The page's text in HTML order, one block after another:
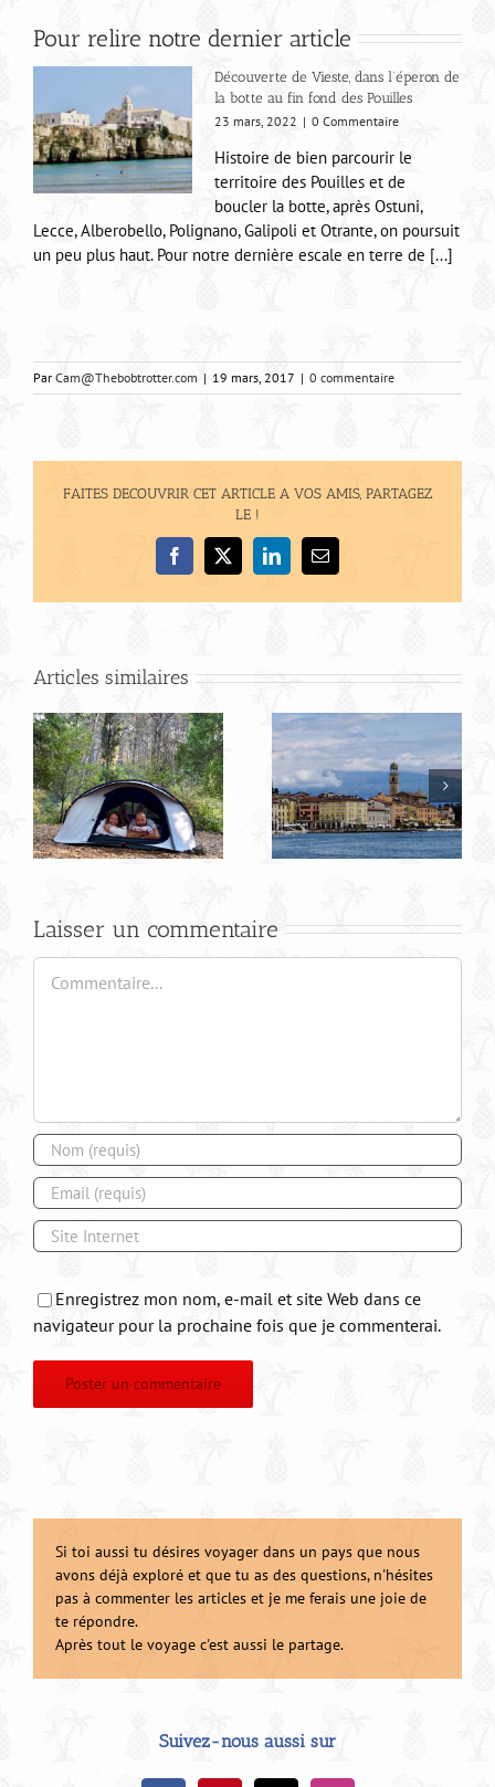
Pour relire notre dernier article
Découverte de Vieste, dans l’éperon de
la botte au fin fond des Pouilles
23 mars, 2022 | 0 Commentaire
Histoire de bien parcourir le
territoire des Pouilles et de
boucler la botte, après Ostuni,
Lecce, Alberobello, Polignano, Galipoli et Otrante, on poursuit
un peu plus haut. Pour notre dernière escale en terre de [...]
Par Cam@Thebobtrotter.com | 19 mars, 2017 | 0 commentaire
FAITES DECOUVRIR CET ARTICLE A VOS AMIS, PARTAGEZ
LE !
Facebook
X LinkedInEmail
Articles similaires
Bilan de notre
Road trip en Italie
Laisser un commentaire
Commentaire
Enregistrez mon nom, e-mail et site Web dans ce
navigateur pour la prochaine fois que je commenterai.
Si toi aussi tu désires voyager dans un pays que nous
avons déjà exploré et que tu as des questions, n'hésites
pas à commenter les articles et je me ferais une joie de
te répondre.
Après tout le voyage c'est aussi le partage.
Suivez-nous aussi sur